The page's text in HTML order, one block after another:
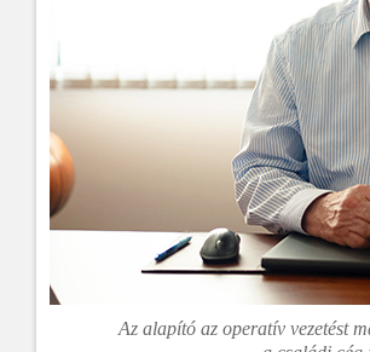
Az alapító az operatív vezetést